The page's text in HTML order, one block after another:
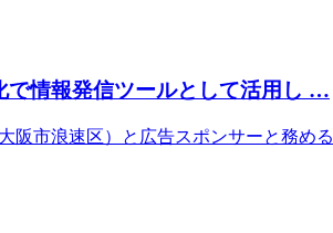
で情報発信ツールとして活用し …
阪市浪速区）と広告スポンサーと務める